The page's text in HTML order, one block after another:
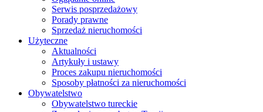
Serwis posprzedażowy
Porady prawne
Sprzedaż nieruchomości
Użyteczne
Aktualności
Artykuły i ustawy
Proces zakupu nieruchomości
Sposoby płatności za nieruchomości
Obywatelstwo
Obywatelstwo tureckie